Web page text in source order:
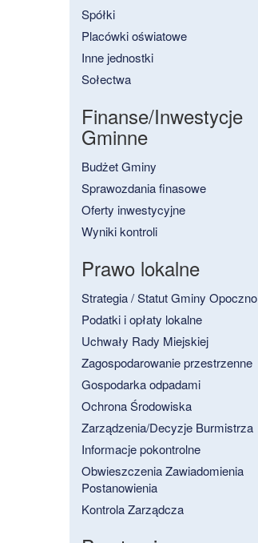
Spółki
Placówki oświatowe
Inne jednostki
Sołectwa
Finanse/Inwestycje
Gminne
Budżet Gminy
Sprawozdania finasowe
Oferty inwestycyjne
Wyniki kontroli
Prawo lokalne
Strategia / Statut Gminy Opoczno
Podatki i opłaty lokalne
Uchwały Rady Miejskiej
Zagospodarowanie przestrzenne
Gospodarka odpadami
Ochrona Środowiska
Zarządzenia/Decyzje Burmistrza
Informacje pokontrolne
Obwieszczenia Zawiadomienia
Postanowienia
Kontrola Zarządcza